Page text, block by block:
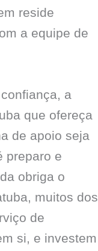
reside
a equipe de
a
que ofereça
de apoio seja
preparo e
obriga o
muitos dos
de
si, e investem